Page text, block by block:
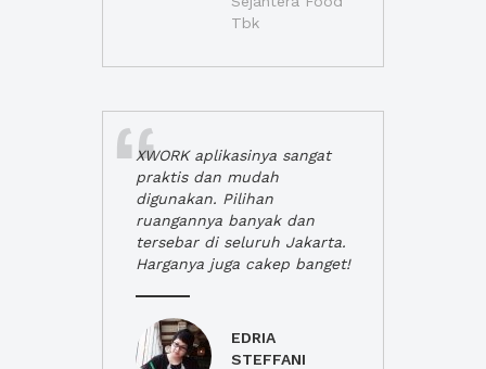
Tbk
XWORK aplikasinya sangat
praktis dan mudah
digunakan. Pilihan
ruangannya banyak dan
tersebar di seluruh Jakarta.
Harganya juga cakep banget!
EDRIA
STEFFANI